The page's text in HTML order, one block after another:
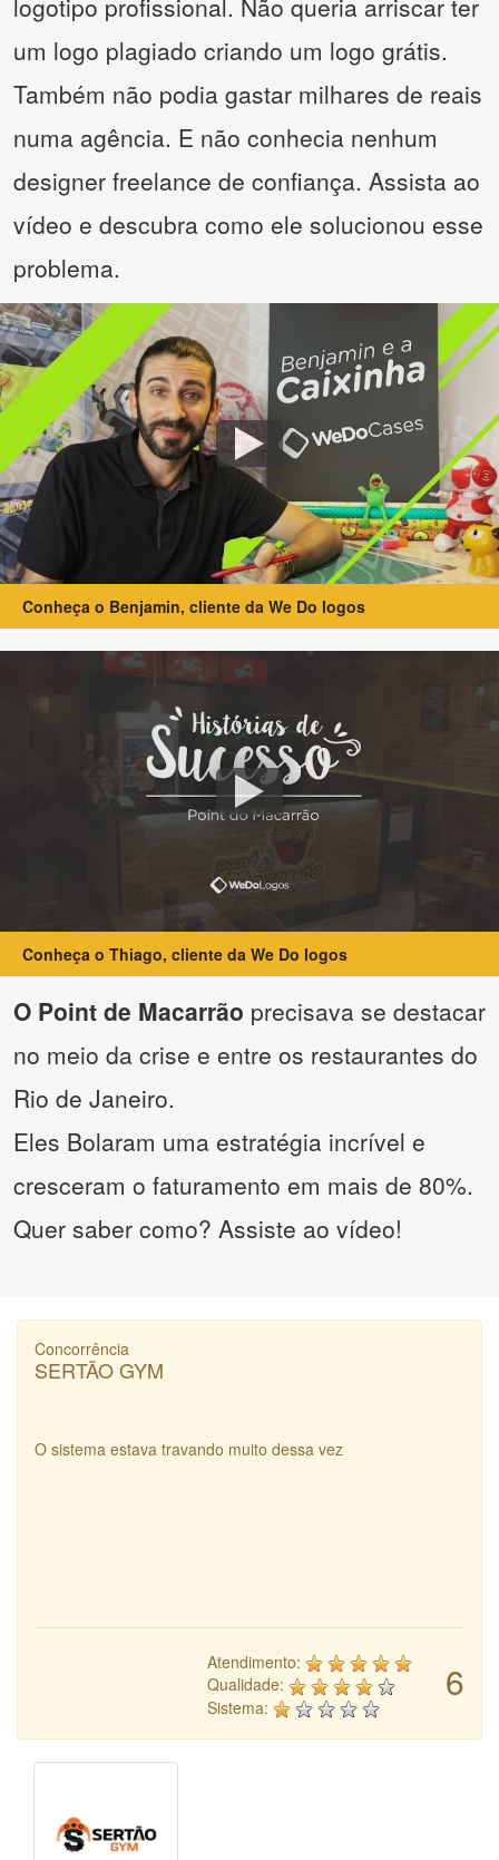
logotipo profissional. Não queria arriscar ter
um logo plagiado criando um logo grátis.
Também não podia gastar milhares de reais
numa agência. E não conhecia nenhum
designer freelance de confiança. Assista ao
vídeo e descubra como ele solucionou esse
problema.
Conheça o Benjamin, cliente da We Do logos
Conheça o Thiago, cliente da We Do logos
O Point de Macarrão precisava se destacar
no meio da crise e entre os restaurantes do
Rio de Janeiro.
Eles Bolaram uma estratégia incrível e
cresceram o faturamento em mais de 80%.
Quer saber como? Assiste ao vídeo!
Concorrência
SERTÃO GYM
O sistema estava travando muito dessa vez
6
Atendimento:
Qualidade:
Sistema: